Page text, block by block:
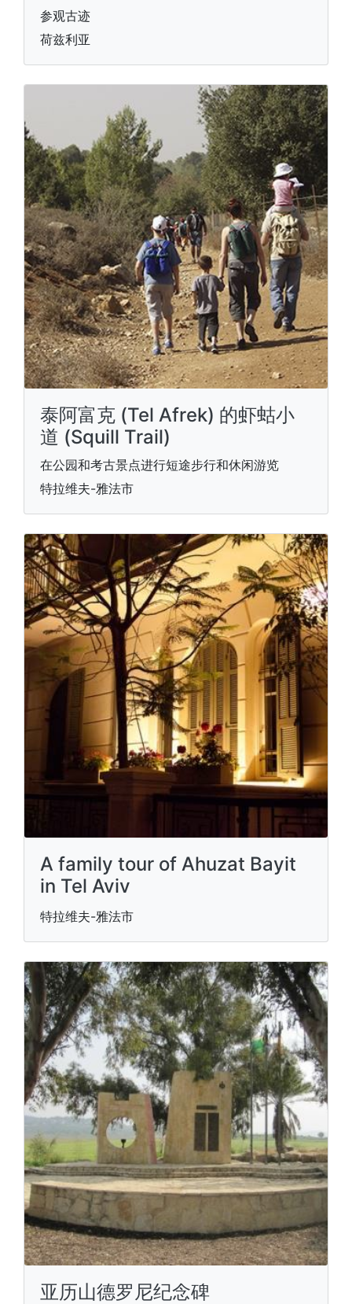
参观古迹
荷兹利亚
泰阿富克 (Tel Afrek) 的虾蛄小
道 (Squill Trail)
在公园和考古景点进行短途步行和休闲游览
特拉维夫-雅法市
A family tour of Ahuzat Bayit
in Tel Aviv
特拉维夫-雅法市
亚历山德罗尼纪念碑